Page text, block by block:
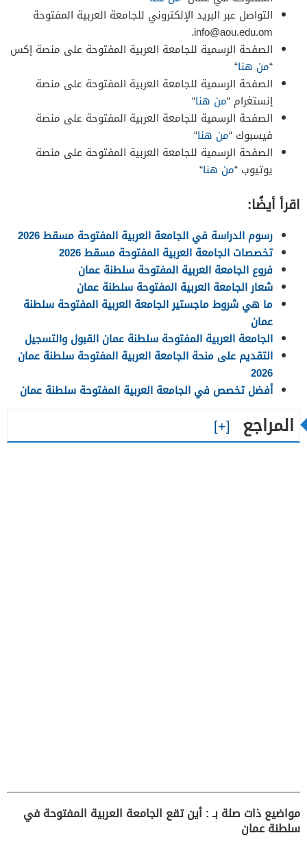
التواصل عبر البريد الإلكتروني للجامعة العربية المفتوحة
info@aou.edu.om
.
الصفحة الرسمية للجامعة العربية المفتوحة على منصة إكس
“من هنا“
الصفحة الرسمية للجامعة العربية المفتوحة على منصة
إنستغرام “من هنا“
الصفحة الرسمية للجامعة العربية المفتوحة على منصة
فيسبوك “من هنا“
الصفحة الرسمية للجامعة العربية المفتوحة على منصة
يوتيوب “من هنا“
اقرأ أيضًا:
رسوم الدراسة في الجامعة العربية المفتوحة مسقط 2026
تخصصات الجامعة العربية المفتوحة مسقط 2026
فروع الجامعة العربية المفتوحة سلطنة عمان
شعار الجامعة العربية المفتوحة سلطنة عمان
ما هي شروط ماجستير الجامعة العربية المفتوحة سلطنة
عمان
الجامعة العربية المفتوحة سلطنة عمان القبول والتسجيل
التقديم على منحة الجامعة العربية المفتوحة سلطنة عمان
2026
أفضل تخصص في الجامعة العربية المفتوحة سلطنة عمان
المراجع
مواضيع ذات صلة بـ : أين تقع الجامعة العربية المفتوحة في
سلطنة عمان